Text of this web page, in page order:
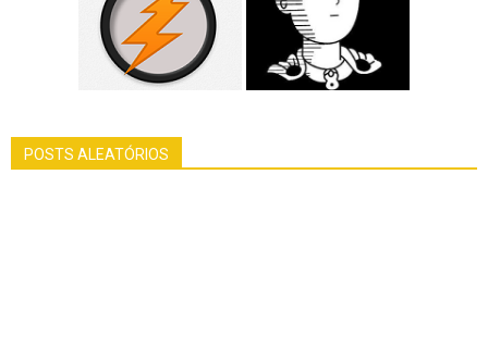
POSTS ALEATÓRIOS